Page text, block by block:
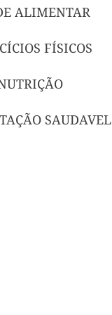
ALIMENTAR
FÍSICOS
SAUDAVEL